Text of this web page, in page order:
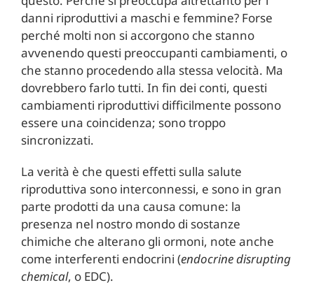
danni riproduttivi a maschi e femmine? Forse
perché molti non si accorgono che stanno
avvenendo questi preoccupanti cambiamenti, o
che stanno procedendo alla stessa velocità. Ma
dovrebbero farlo tutti. In fin dei conti, questi
cambiamenti riproduttivi difficilmente possono
essere una coincidenza; sono troppo
sincronizzati.
La verità è che questi effetti sulla salute
riproduttiva sono interconnessi, e sono in gran
parte prodotti da una causa comune: la
presenza nel nostro mondo di sostanze
chimiche che alterano gli ormoni, note anche
come interferenti endocrini (endocrine disrupting
chemical, o EDC).